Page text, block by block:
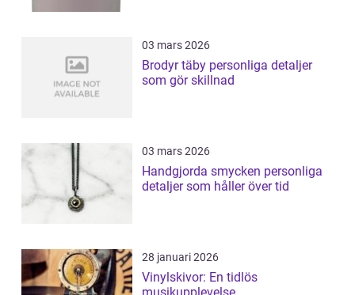
03 mars 2026
Brodyr täby personliga detaljer
som gör skillnad
03 mars 2026
Handgjorda smycken personliga
detaljer som håller över tid
28 januari 2026
Vinylskivor: En tidlös
musikupplevelse